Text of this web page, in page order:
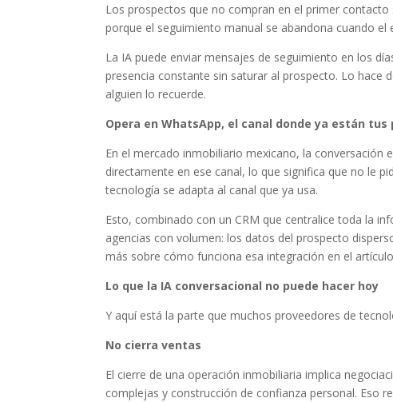
Los prospectos que no compran en el primer
porque el seguimiento manual se abandona cuando el
La IA puede enviar mensajes de seguimiento en los
presencia constante sin saturar al prospecto. Lo hace
alguien lo recuerde.
Opera en WhatsApp, el canal donde ya están tus
En el mercado inmobiliario mexicano, la conversación
directamente en ese canal, lo que significa que no le
tecnología se adapta al canal que ya usa.
Esto, combinado con un CRM que centralice toda la
agencias con volumen: los datos del prospecto
más sobre cómo funciona esa integración en el
Lo que la IA conversacional no puede hacer hoy
Y aquí está la parte que muchos proveedores de
No cierra ventas
El cierre de una operación inmobiliaria implica
complejas y construcción de confianza personal. Eso